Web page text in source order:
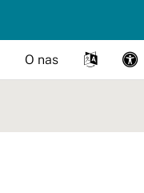
O nas